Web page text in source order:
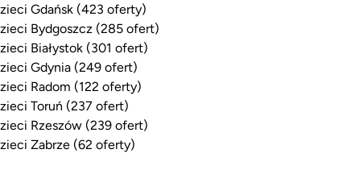
Gdańsk (423 oferty)
Bydgoszcz (285 ofert)
Białystok (301 ofert)
Gdynia (249 ofert)
Radom (122 oferty)
Toruń (237 ofert)
Rzeszów (239 ofert)
Zabrze (62 oferty)